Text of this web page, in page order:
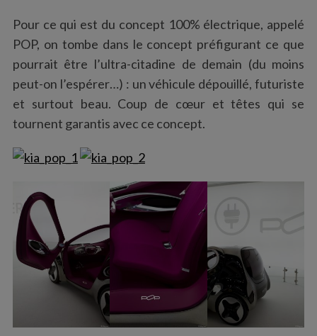
Pour ce qui est du concept 100% électrique, appelé
POP, on tombe dans le concept préfigurant ce que
pourrait être l’ultra-citadine de demain (du moins
peut-on l’espérer…) : un véhicule dépouillé, futuriste
et surtout beau. Coup de cœur et têtes qui se
tournent garantis avec ce concept.